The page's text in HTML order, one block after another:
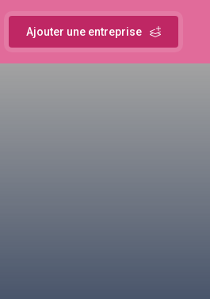
Ajouter une entreprise